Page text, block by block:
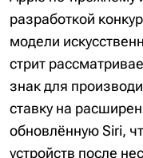
разработкой
модели
стрит
знак для
ставку на
обновлённую Siri,
устройств после